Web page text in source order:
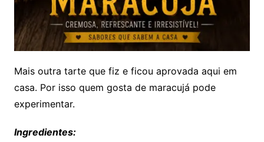
Mais outra tarte que fiz e ficou aprovada aqui em
casa. Por isso quem gosta de maracujá pode
experimentar.
Ingredientes: